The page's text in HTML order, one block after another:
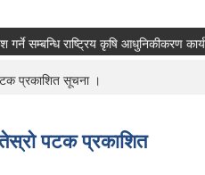
राष्ट्रिय कृषि आधुनिकीकरण
प्रकाशित सूचना ।
पटक प्रकाशित